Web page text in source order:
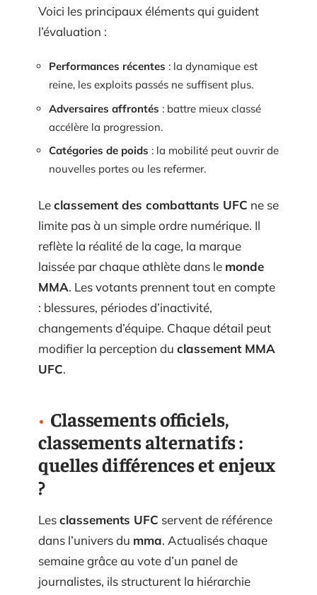
Voici les principaux éléments qui guident
l’évaluation :
Performances récentes : la dynamique est
reine, les exploits passés ne suffisent plus.
Adversaires affrontés : battre mieux classé
accélère la progression.
Catégories de poids : la mobilité peut ouvrir de
nouvelles portes ou les refermer.
Leclassement des combattants UFC ne se
limite pas à un simple ordre numérique. Il
reflète la réalité de la cage, la marque
laissée par chaque athlète dans le monde
MMA. Les votants prennent tout en compte
: blessures, périodes d’inactivité,
changements d’équipe. Chaque détail peut
modifier la perception du classement MMA
UFC.
Classements officiels,
classements alternatifs :
quelles différences et enjeux
?
Lesclassements UFC servent de référence
dans l’univers du mma. Actualisés chaque
semaine grâce au vote d’un panel de
journalistes, ils structurent la hiérarchie